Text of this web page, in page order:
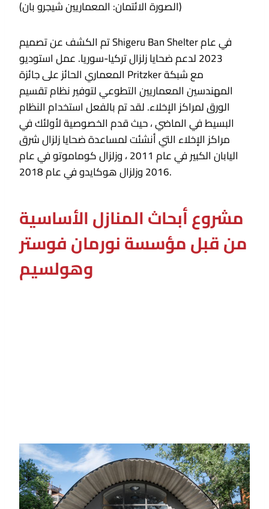
(الصورة الائتمان: المعماريين شيجرو بان)
تم الكشف عن تصميم Shigeru Ban Shelter في عام
2023 لدعم ضحايا زلزال تركيا-سوريا. عمل استوديو
المعماري الحائز على جائزة Pritzker مع شبكة
المهندسين المعماريين التطوعي لتوفير نظام تقسيم
الورق لمراكز الإخلاء. لقد تم بالفعل استخدام النظام
البسيط في الماضي ، حيث قدم الخصوصية لأولئك في
مراكز الإخلاء التي أنشئت لمساعدة ضحايا زلزال شرق
اليابان الكبير في عام 2011 ، وزلزال كوماموتو في عام
2016 وزلزال هوكايدو في عام 2018.
مشروع أبحاث المنازل الأساسية
من قبل مؤسسة نورمان فوستر
وهولسيم